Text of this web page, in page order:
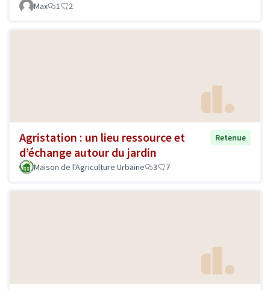
Max 1 2
Agristation : un lieu ressource et
d’échange autour du jardin
Retenue
Maison de l'Agriculture Urbaine 3 7